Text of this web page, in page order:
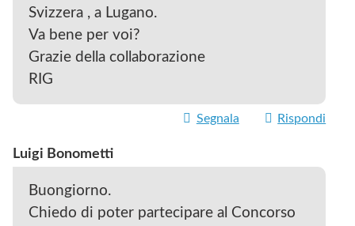
Svizzera , a Lugano.
Va bene per voi?
Grazie della collaborazione
RIG
Segnala Rispondi
Luigi Bonometti
Buongiorno.
Chiedo di poter partecipare al Concorso